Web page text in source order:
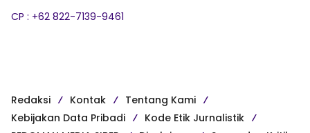
CP : +62 822-7139-9461
Redaksi Kontak
Tentang Kami
Kebijakan Data Pribadi
Kode Etik Jurnalistik